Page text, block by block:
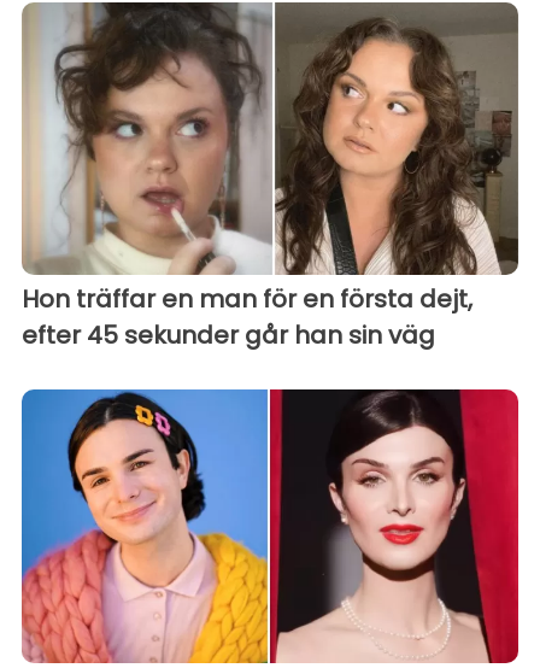
Hon träffar en man för en första dejt,
efter 45 sekunder går han sin väg